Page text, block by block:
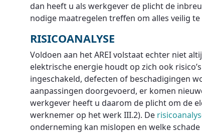
dan heeft u als werkgever de plicht de
nodige maatregelen treffen om alles veilig
RISICOANALYSE
Voldoen aan het AREI volstaat echter niet
elektrische energie houdt op zich ook
ingeschakeld, defecten of beschadigingen
aanpassingen doorgevoerd, er komen
werkgever heeft u daarom de plicht om de
werknemer op het werk III.2). De
onderneming kan mislopen en welke